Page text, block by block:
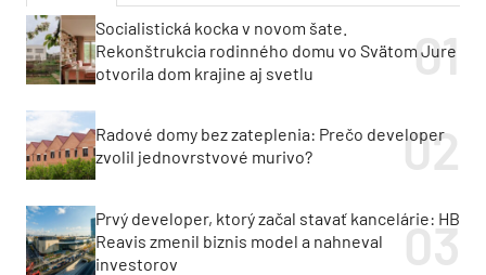
Socialistická kocka v novom šate.
Rekonštrukcia rodinného domu vo Svätom Jure
otvorila dom krajine aj svetlu
Radové domy bez zateplenia: Prečo developer
zvolil jednovrstvové murivo?
Prvý developer, ktorý začal stavať kancelárie: HB
Reavis zmenil biznis model a nahneval
investorov